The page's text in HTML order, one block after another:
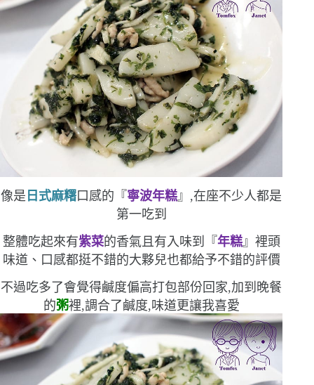
像是 日式麻糬口感的『 寧波年糕』,在座不少人都是
第一吃到
整體吃起來有紫菜的香氣且有入味到『 年糕』裡頭
味道、口感都挺不錯的大夥兒也都給予不錯的評價
不過吃多了會覺得鹹度偏高打包部份回家,加到晚餐
的粥裡,調合了鹹度,味道更讓我喜愛